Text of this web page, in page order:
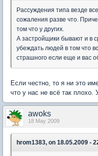
Рассуждения типа везде
сожаления разве что.
том что у других.
А застройщики бывают и в
убеждать людей в том что
страшного если еще и вас
Если честно, то я ни это
что у нас не всё так плохо.
awoks
18 May 2009
hrom1383, on 18.05.2009 -